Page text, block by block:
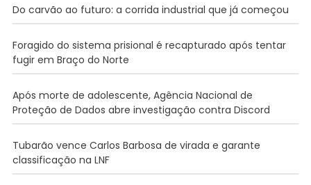
Do carvão ao futuro: a corrida industrial que já começou
Foragido do sistema prisional é recapturado após tentar
fugir em Braço do Norte
Após morte de adolescente, Agência Nacional de
Proteção de Dados abre investigação contra Discord
Tubarão vence Carlos Barbosa de virada e garante
classificação na LNF